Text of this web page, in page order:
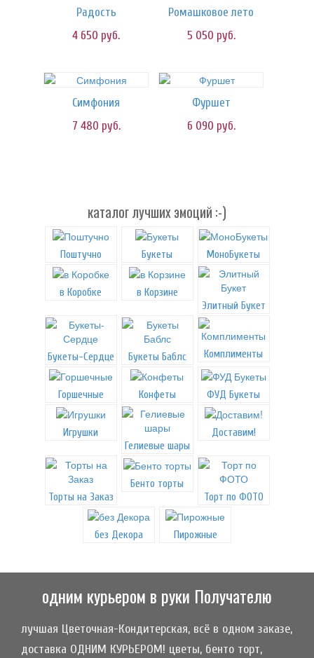
Радость
4 650 руб.
Ромашковое лето
5 050 руб.
Симфония
7 480 руб.
Фуршет
6 090 руб.
каталог лучших эмоций :-)
Поштучно Букеты МоноБукеты
в Коробке
в Корзине
Элитный Букет
Букеты-Сердце Букеты Баблс Комплименты
Горшечные Конфеты ФУД Букеты
Игрушки
Гелиевые шары
Доставим!
Торты на Заказ
Бенто торты
Торт по ФОТО
без Декора Пирожные
одним курьером в руки Получателю
лучшая Цветочная-Кондитерская, всё в одном заказе,
доставка ОДНИМ КУРЬЕРОМ! цветы, бенто торт,